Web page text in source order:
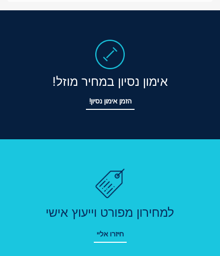
אימון נסיון במחיר מוזל!
הזמן אימון נסיון!
למחירון מפורט וייעוץ אישי
חיזרו אליי